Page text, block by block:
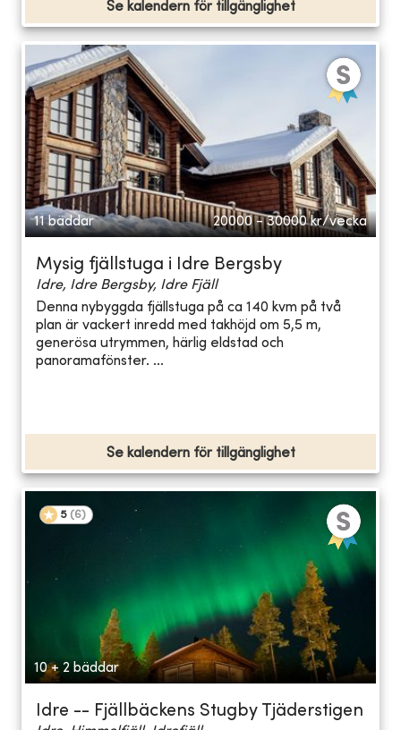
Se kalendern för tillgänglighet
11 bäddar 20000 - 30000 kr/vecka
Mysig fjällstuga i Idre Bergsby
Idre, Idre Bergsby, Idre Fjäll
Denna nybyggda fjällstuga på ca 140 kvm på två
plan är vackert inredd med takhöjd om 5,5 m,
generösa utrymmen, härlig eldstad och
panoramafönster. ...
Se kalendern för tillgänglighet
5 (6)
10 + 2 bäddar
Idre -- Fjällbäckens Stugby Tjäderstigen